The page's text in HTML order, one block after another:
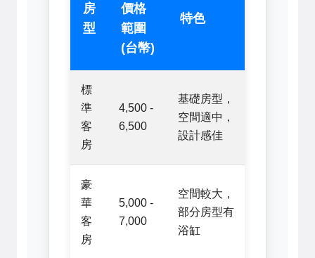
房
型
價格
範圍
(台幣)
特色
標
準
客
房
4,500 -
6,500
基礎房型，
空間適中，
設計感佳
豪
華
客
房
5,000 -
7,000
空間較大，
部分房型有
浴缸